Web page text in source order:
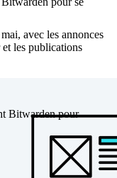
Bitwarden pour
avec les annonces
les publications